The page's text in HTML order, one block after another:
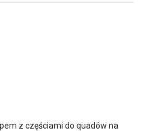
z częściami do quadów na